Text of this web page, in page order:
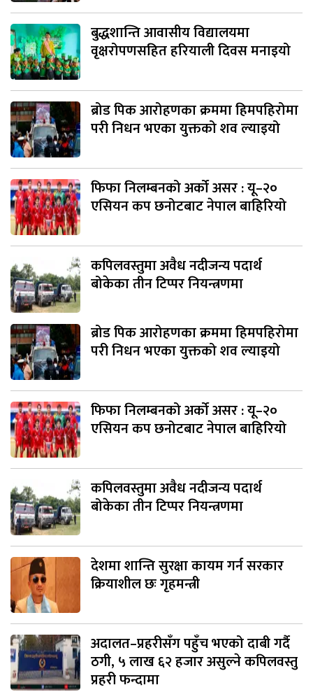
बुद्धशान्ति आवासीय विद्यालयमा
वृक्षरोपणसहित हरियाली दिवस मनाइयो
ब्रोड पिक आरोहणका क्रममा हिमपहिरोमा
परी निधन भएका युक्तको शव ल्याइयो
फिफा निलम्बनको अर्को असर : यू–२०
एसियन कप छनोटबाट नेपाल बाहिरियो
कपिलवस्तुमा अवैध नदीजन्य पदार्थ
बोकेका तीन टिप्पर नियन्त्रणमा
ब्रोड पिक आरोहणका क्रममा हिमपहिरोमा
परी निधन भएका युक्तको शव ल्याइयो
फिफा निलम्बनको अर्को असर : यू–२०
एसियन कप छनोटबाट नेपाल बाहिरियो
कपिलवस्तुमा अवैध नदीजन्य पदार्थ
बोकेका तीन टिप्पर नियन्त्रणमा
देशमा शान्ति सुरक्षा कायम गर्न सरकार
क्रियाशील छः गृहमन्त्री
अदालत–प्रहरीसँग पहुँच भएको दाबी गर्दै
ठगी, ५ लाख ६२ हजार असुल्ने कपिलवस्तु
प्रहरी फन्दामा